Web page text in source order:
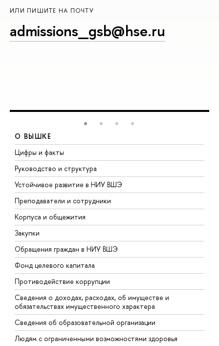
ИЛИ ПИШИТЕ НА ПОЧТУ
admissions_gsb@hse.ru
О ВЫШКЕ
Цифры и факты
Руководство и структура
Устойчивое развитие в НИУ ВШЭ
Преподаватели и сотрудники
Корпуса и общежития
Закупки
Обращения граждан в НИУ ВШЭ
Фонд целевого капитала
Противодействие коррупции
Сведения о доходах, расходах, об имуществе и
обязательствах имущественного характера
Сведения об образовательной организации
Людям с ограниченными возможностями здоровья